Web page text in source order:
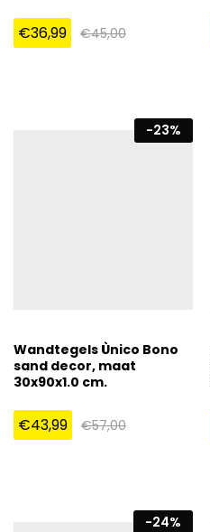
€36,99 €45,00
-23%
Wandtegels Ùnico Bono
sand decor, maat
30x90x1.0 cm.
€43,99 €57,00
-24%